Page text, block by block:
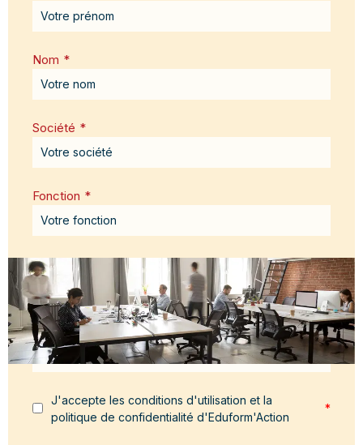
Nom *
Société *
Fonction *
Email
Message
J'accepte les conditions d'utilisation et la
politique de confidentialité d'Eduform'Action
*